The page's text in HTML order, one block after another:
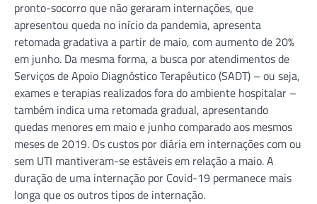
pronto-socorro que não geraram internações, que
apresentou queda no início da pandemia, apresenta
retomada gradativa a partir de maio, com aumento de 20%
em junho. Da mesma forma, a busca por atendimentos de
Serviços de Apoio Diagnóstico Terapêutico (SADT) – ou seja,
exames e terapias realizados fora do ambiente hospitalar –
também indica uma retomada gradual, apresentando
quedas menores em maio e junho comparado aos mesmos
meses de 2019. Os custos por diária em internações com ou
sem UTI mantiveram-se estáveis em relação a maio. A
duração de uma internação por Covid-19 permanece mais
longa que os outros tipos de internação.